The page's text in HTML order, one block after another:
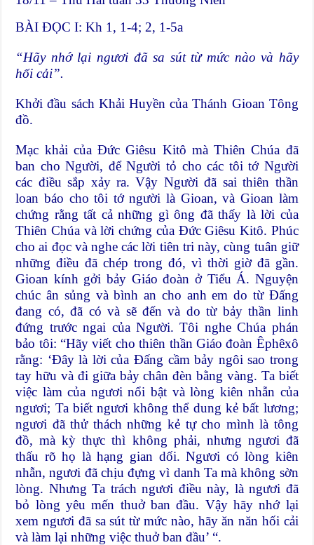
BÀI ĐỌC I: Kh 1, 1-4; 2, 1-5a
“Hãy nhớ lại ngươi đã sa sút từ mức nào và hãy
hối cải”.
Khởi đầu sách Khải Huyền của Thánh Gioan Tông
đồ.
Mạc khải của Ðức Giêsu Kitô mà Thiên Chúa đã
ban cho Người, để Người tỏ cho các tôi tớ Người
các điều sắp xảy ra. Vậy Người đã sai thiên thần
loan báo cho tôi tớ người là Gioan, và Gioan làm
chứng rằng tất cả những gì ông đã thấy là lời của
Thiên Chúa và lời chứng của Ðức Giêsu Kitô. Phúc
cho ai đọc và nghe các lời tiên tri này, cùng tuân giữ
những điều đã chép trong đó, vì thời giờ đã gần.
Gioan kính gởi bảy Giáo đoàn ở Tiểu Á. Nguyện
chúc ân sủng và bình an cho anh em do từ Ðấng
đang có, đã có và sẽ đến và do từ bảy thần linh
đứng trước ngai của Người. Tôi nghe Chúa phán
bảo tôi: “Hãy viết cho thiên thần Giáo đoàn Êphêxô
rằng: ‘Ðây là lời của Ðấng cầm bảy ngôi sao trong
tay hữu và đi giữa bảy chân đèn bằng vàng. Ta biết
việc làm của ngươi nổi bật và lòng kiên nhẫn của
ngươi; Ta biết ngươi không thể dung kẻ bất lương;
ngươi đã thử thách những kẻ tự cho mình là tông
đồ, mà kỳ thực thì không phải, nhưng ngươi đã
thấu rõ họ là hạng gian dối. Ngươi có lòng kiên
nhẫn, ngươi đã chịu đựng vì danh Ta mà không sờn
lòng. Nhưng Ta trách ngươi điều này, là ngươi đã
bỏ lòng yêu mến thuở ban đầu. Vậy hãy nhớ lại
xem ngươi đã sa sút từ mức nào, hãy ăn năn hối cải
và làm lại những việc thuở ban đầu’ “.